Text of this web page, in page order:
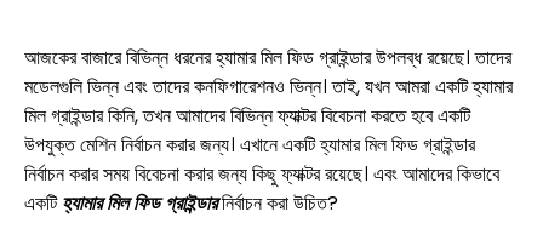
আজকের বাজারে বিভিন্ন ধরনের হ্যামার মিল ফিড গ্রাইন্ডার উপলব্ধ রয়েছে। তাদের
মডেলগুলি ভিন্ন এবং তাদের কনফিগারেশনও ভিন্ন। তাই, যখন আমরা একটি হ্যামার
মিল গ্রাইন্ডার কিনি, তখন আমাদের বিভিন্ন ফ্যাক্টর বিবেচনা করতে হবে একটি
উপযুক্ত মেশিন নির্বাচন করার জন্য। এখানে একটি হ্যামার মিল ফিড গ্রাইন্ডার
নির্বাচন করার সময় বিবেচনা করার জন্য কিছু ফ্যাক্টর রয়েছে। এবং আমাদের কিভাবে
একটিহ্যামার মিল ফিড গ্রাইন্ডারনির্বাচন করা উচিত?